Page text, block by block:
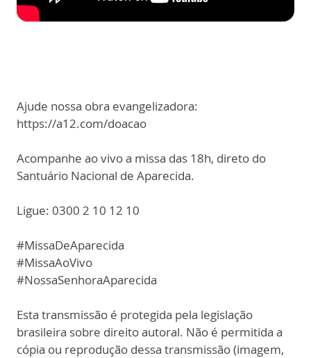
Ajude nossa obra evangelizadora:
https://a12.com/doacao
Acompanhe ao vivo a missa das 18h, direto do
Santuário Nacional de Aparecida.
Ligue: 0300 2 10 12 10
#MissaDeAparecida
#MissaAoVivo
#NossaSenhoraAparecida
Esta transmissão é protegida pela legislação
brasileira sobre direito autoral. Não é permitida a
cópia ou reprodução dessa transmissão (imagem,